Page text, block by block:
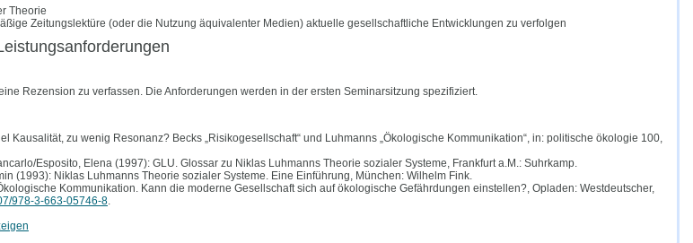
Theorie
Zeitungslektüre (oder die Nutzung äquivalenter Medien) aktuelle gesellschaftliche Entwicklungen zu verfolgen
Rezension zu verfassen. Die Anforderungen werden in der ersten Seminarsitzung spezifiziert.
Kausalität, zu wenig Resonanz? Becks „Risikogesellschaft“und Luhmanns „Ökologische Kommunikation“, in: politische ökologie 100,
Esposito, Elena (1997): GLU. Glossar zu Niklas Luhmanns Theorie sozialer Systeme, Frankfurt a.M.: Suhrkamp.
(1993): Niklas Luhmanns Theorie sozialer Systeme. Eine Einführung, München: Wilhelm Fink.
Kommunikation. Kann die moderne Gesellschaft sich auf ökologische Gefährdungen einstellen?, Opladen: Westdeutscher,
978-3-663-05746-8.